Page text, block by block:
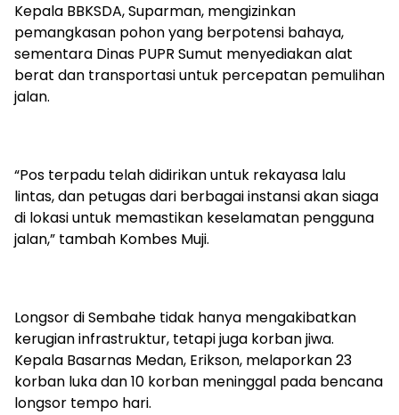
Kepala BBKSDA, Suparman, mengizinkan
pemangkasan pohon yang berpotensi bahaya,
sementara Dinas PUPR Sumut menyediakan alat
berat dan transportasi untuk percepatan pemulihan
jalan.
“Pos terpadu telah didirikan untuk rekayasa lalu
lintas, dan petugas dari berbagai instansi akan siaga
di lokasi untuk memastikan keselamatan pengguna
jalan,” tambah Kombes Muji.
Longsor di Sembahe tidak hanya mengakibatkan
kerugian infrastruktur, tetapi juga korban jiwa.
Kepala Basarnas Medan, Erikson, melaporkan 23
korban luka dan 10 korban meninggal pada bencana
longsor tempo hari.